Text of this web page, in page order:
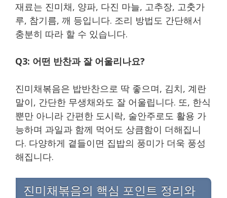
재료는 진미채, 양파, 다진 마늘, 고추장, 고춧가
루, 참기름, 깨 등입니다. 조리 방법도 간단해서
충분히 따라 할 수 있습니다.
Q3: 어떤 반찬과 잘 어울리나요?
진미채볶음은 밥반찬으로 딱 좋으며, 김치, 계란
말이, 간단한 무생채와도 잘 어울립니다. 또, 한식
뿐만 아니라 간편한 도시락, 술안주로도 활용 가
능하며 과일과 함께 먹어도 상큼함이 더해집니
다. 다양하게 곁들이면 집밥의 풍미가 더욱 풍성
해집니다.
진미채볶음의 핵심 포인트 정리와